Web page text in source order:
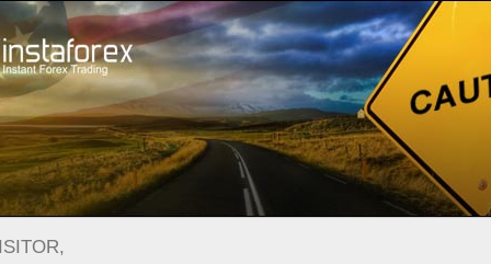
Untuk Pedagang Baru Maklumat Berguna